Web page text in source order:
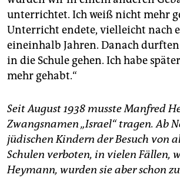
unterrichtet. Ich weiß nicht mehr
Unterricht endete, vielleicht nach
eineinhalb Jahren. Danach
in die Schule gehen. Ich habe
mehr gehabt.“
Seit August 1938 musste Manfred
Zwangsnamen „Israel“ tragen. Ab
jüdischen Kindern der Besuch von
Schulen verboten, in vielen Fällen,
Heymann, wurden sie aber schon